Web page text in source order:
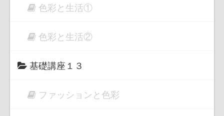
色彩と生活①
色彩と生活②
基礎講座１３
ファッションと色彩